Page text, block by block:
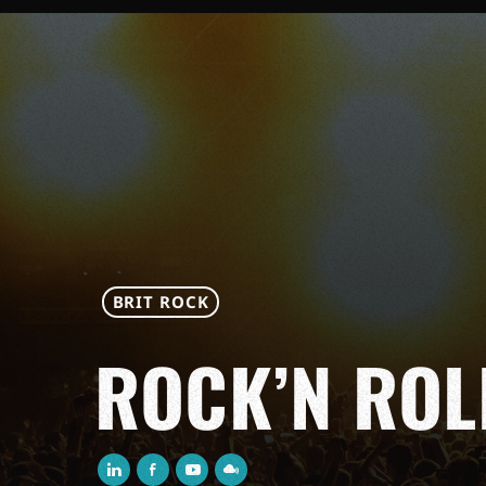
BRIT ROCK
ROCK’N